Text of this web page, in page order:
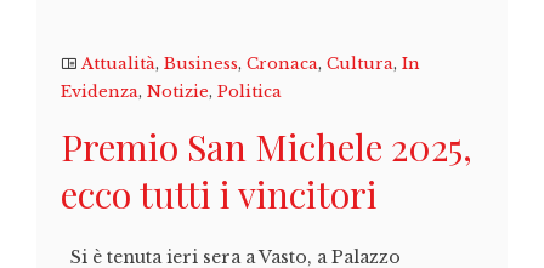
Attualità, Business, Cronaca, Cultura, In
Evidenza, Notizie, Politica
Premio San Michele 2025,
ecco tutti i vincitori
Si è tenuta ieri sera a Vasto, a Palazzo